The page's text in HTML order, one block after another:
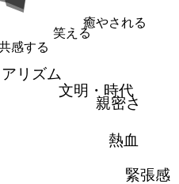
癒やされる
笑える
感する
アリズム
文明・時代
親密さ
熱血
緊張感